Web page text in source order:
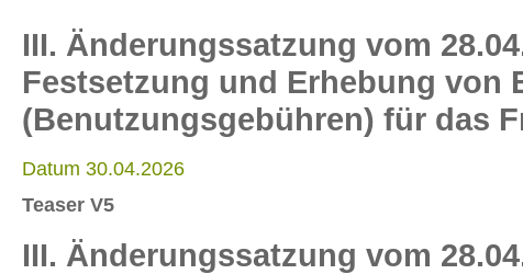
III. Änderungssatzung vom
Festsetzung und Erhebung von
(Benutzungsgebühren) für das
Datum 30.04.2026
Teaser V5
III. Änderungssatzung vom